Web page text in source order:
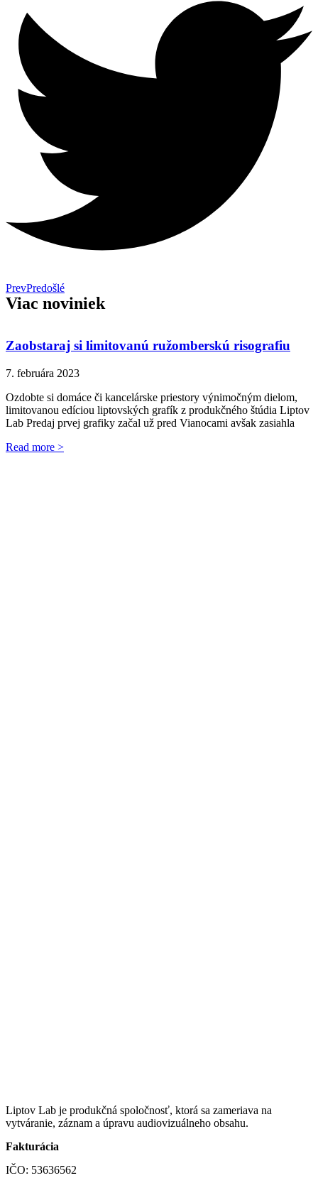
PrevPredošlé
Viac noviniek
Zaobstaraj si limitovanú ružomberskú risografiu
7. februára 2023
Ozdobte si domáce či kancelárske priestory výnimočným dielom,
limitovanou edíciou liptovských grafík z produkčného štúdia Liptov
Lab Predaj prvej grafiky začal už pred Vianocami avšak zasiahla
Read more >
Liptov Lab je produkčná spoločnosť, ktorá sa zameriava na
vytváranie, záznam a úpravu audiovizuálneho obsahu.
Fakturácia
IČO: 53636562